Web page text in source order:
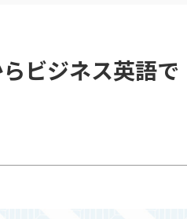
ビジネス英語で